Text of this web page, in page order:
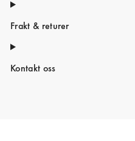
Frakt & returer
Kontakt oss